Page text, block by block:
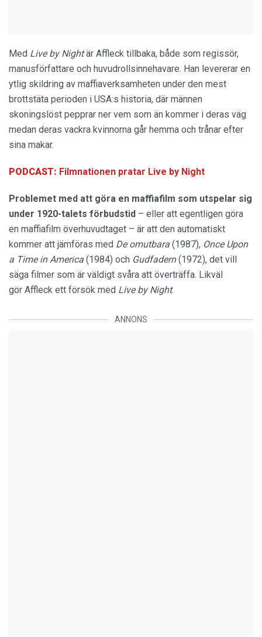
Med Live by Nightär Affleck tillbaka, både som regissör,
manusförfattare och huvudrollsinnehavare. Han levererar en
ytlig skildring av maffiaverksamheten under den mest
brottstäta perioden i USA:s historia, där männen
skoningslöst pepprar ner vem som än kommer i deras väg
medan deras vackra kvinnorna går hemma och trånar efter
sina makar.
PODCAST: Filmnationen pratar Live by Night
Problemet med att göra en maffiafilm som utspelar sig
under 1920-talets förbudstid – eller att egentligen göra
en maffiafilm överhuvudtaget – är att den automatiskt
kommer att jämföras med De omutbara (1987), Once Upon
a Time in America (1984) och Gudfadern(1972), det vill
säga filmer som är väldigt svåra att överträffa. Likväl
gör Affleck ett försök med Live by Night.
ANNONS